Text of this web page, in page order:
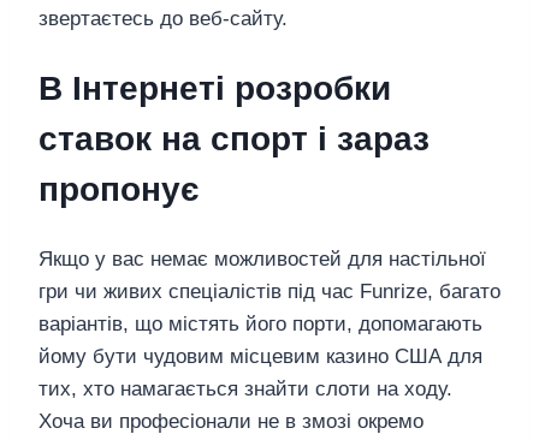
звертаєтесь до веб-сайту.
В Інтернеті розробки
ставок на спорт і зараз
пропонує
Якщо у вас немає можливостей для настільної
гри чи живих спеціалістів під час Funrize, багато
варіантів, що містять його порти, допомагають
йому бути чудовим місцевим казино США для
тих, хто намагається знайти слоти на ходу.
Хоча ви професіонали не в змозі окремо